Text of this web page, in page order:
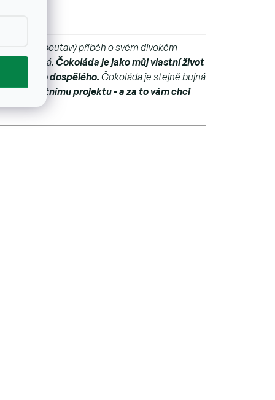
dlouhý a poutavý příběh o svém divokém
správná. Čokoláda je jako můj vlastní život
dospělého.Čokoláda je stejně bujná
celoživotnímu projektu - a za to vám chci